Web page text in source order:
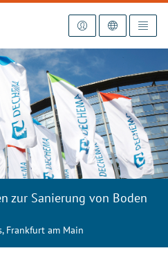
zur Sanierung von Boden
Frankfurt am Main